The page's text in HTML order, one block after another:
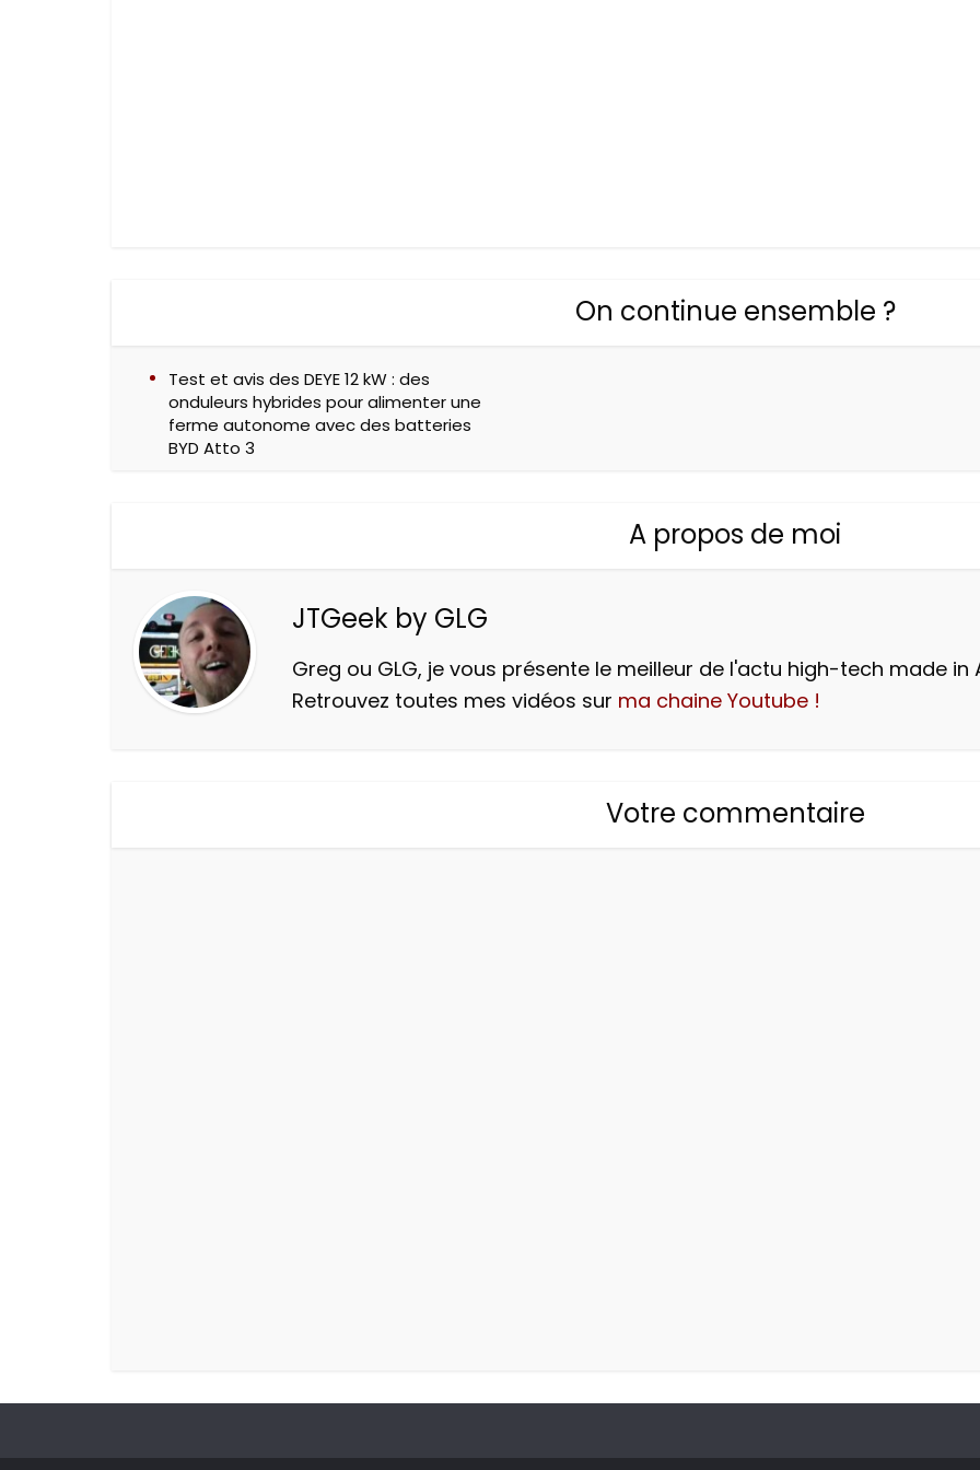
On continue ensemble ?
Test et avis des DEYE 12 kW : des
onduleurs hybrides pour alimenter une
ferme autonome avec des batteries
BYD Atto 3
A propos de moi
JTGeek by GLG
Greg ou GLG, je vous présente le meilleur de l'actu high-tech made in
Retrouvez toutes mes vidéos sur ma chaine Youtube !
Votre commentaire